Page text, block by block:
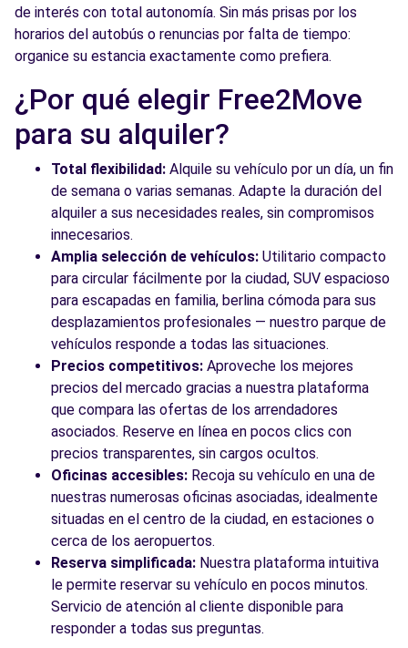
Free2Move Rent - AUTO ECO, S.A. -
Barcelona (C)
10.4
Barcelona, 8030
Ver agencia
Free2Move Rent - AUTO ECO, S.A. -
Barcelona (C) 24/7
10.8
km
SAN ADRIAN, 72
Barcelona, 8030
Ver agencia
Ver todas las agencias
de interés con total autonomía. Sin más prisas por los
horarios del autobús o renuncias por falta de tiempo:
organice su estancia exactamente como prefiera.
¿Por qué elegir Free2Move
para su alquiler?
Total flexibilidad: Alquile su vehículo por un día, un fin
de semana o varias semanas. Adapte la duración del
alquiler a sus necesidades reales, sin compromisos
innecesarios.
Amplia selección de vehículos: Utilitario compacto
para circular fácilmente por la ciudad, SUV espacioso
para escapadas en familia, berlina cómoda para sus
desplazamientos profesionales — nuestro parque de
vehículos responde a todas las situaciones.
Precios competitivos: Aproveche los mejores
precios del mercado gracias a nuestra plataforma
que compara las ofertas de los arrendadores
asociados. Reserve en línea en pocos clics con
precios transparentes, sin cargos ocultos.
Oficinas accesibles: Recoja su vehículo en una de
nuestras numerosas oficinas asociadas, idealmente
situadas en el centro de la ciudad, en estaciones o
cerca de los aeropuertos.
Reserva simplificada: Nuestra plataforma intuitiva
le permite reservar su vehículo en pocos minutos.
Servicio de atención al cliente disponible para
responder a todas sus preguntas.